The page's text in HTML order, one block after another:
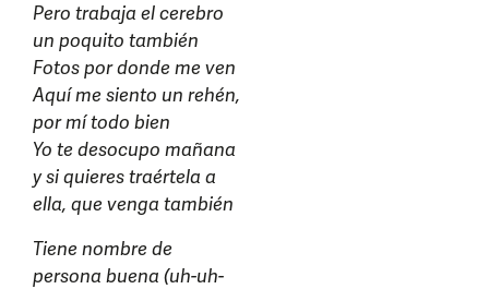
Pero trabaja el cerebro
un poquito también
Fotos por donde me ven
Aquí me siento un rehén,
por mí todo bien
Yo te desocupo mañana
y si quieres traértela a
ella, que venga también
Tiene nombre de
persona buena (uh-uh-